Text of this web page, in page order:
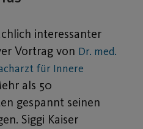
in der
große Interesse
jetzt zum nächsten
23. Oktober 2025
Uhr: